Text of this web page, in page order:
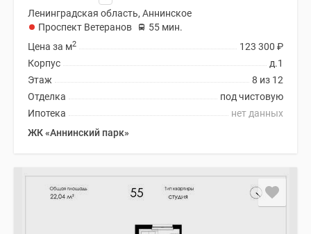
Ленинградская область, Аннинское
Проспект Ветеранов
55 мин.
123 300 ₽
Цена за м2
д.1
Корпус
8 из 12
Этаж
под чистовую
Отделка
нет данных
Ипотека
ЖК «Аннинский парк»